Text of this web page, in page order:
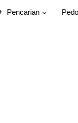
Pencarian